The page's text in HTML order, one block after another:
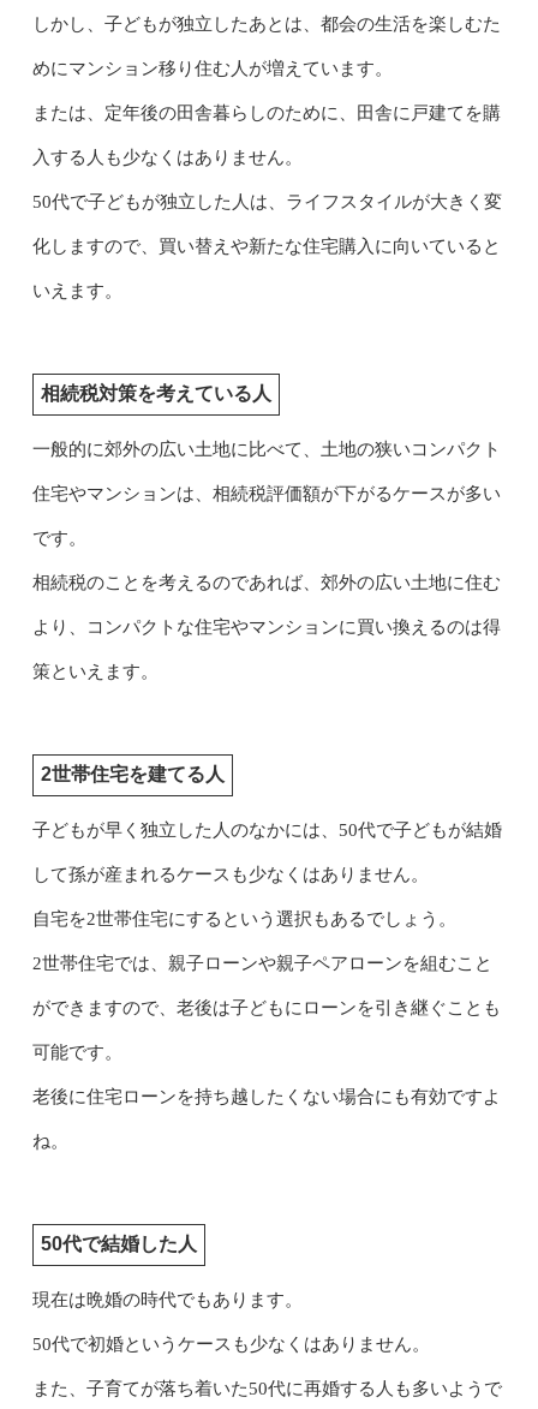
しかし、子どもが独立したあとは、都会の生活を楽しむた
めにマンション移り住む人が増えています。
または、定年後の田舎暮らしのために、田舎に戸建てを購
入する人も少なくはありません。
50代で子どもが独立した人は、ライフスタイルが大きく変
化しますので、買い替えや新たな住宅購入に向いていると
いえます。
相続税対策を考えている人
一般的に郊外の広い土地に比べて、土地の狭いコンパクト
住宅やマンションは、相続税評価額が下がるケースが多い
です。
相続税のことを考えるのであれば、郊外の広い土地に住む
より、コンパクトな住宅やマンションに買い換えるのは得
策といえます。
2世帯住宅を建てる人
子どもが早く独立した人のなかには、50代で子どもが結婚
して孫が産まれるケースも少なくはありません。
自宅を2世帯住宅にするという選択もあるでしょう。
2世帯住宅では、親子ローンや親子ペアローンを組むこと
ができますので、老後は子どもにローンを引き継ぐことも
可能です。
老後に住宅ローンを持ち越したくない場合にも有効ですよ
ね。
50代で結婚した人
現在は晩婚の時代でもあります。
50代で初婚というケースも少なくはありません。
また、子育てが落ち着いた50代に再婚する人も多いようで